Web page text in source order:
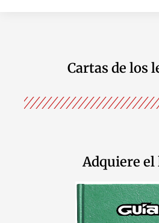
Cartas de los
Adquiere